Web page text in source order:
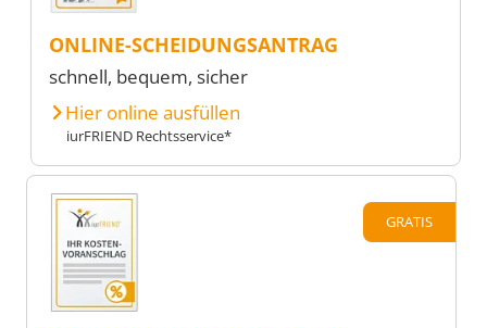
ONLINE-SCHEIDUNGSANTRAG
schnell, bequem, sicher
Hier online ausfüllen
iurFRIEND Rechtsservice*
GRATIS